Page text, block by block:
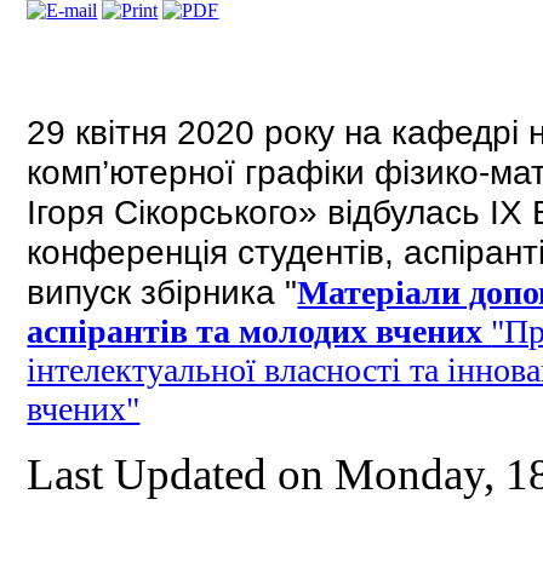
29 квітня 2020 року на кафедрі
комп’ютерної графіки фізико-
Ігоря Сікорського» відбулась
конференція студентів,
випуск збірника "Матеріали
аспірантів та молодих вчених
інтелектуальної власності та
вчених"
Last Updated on Monday,